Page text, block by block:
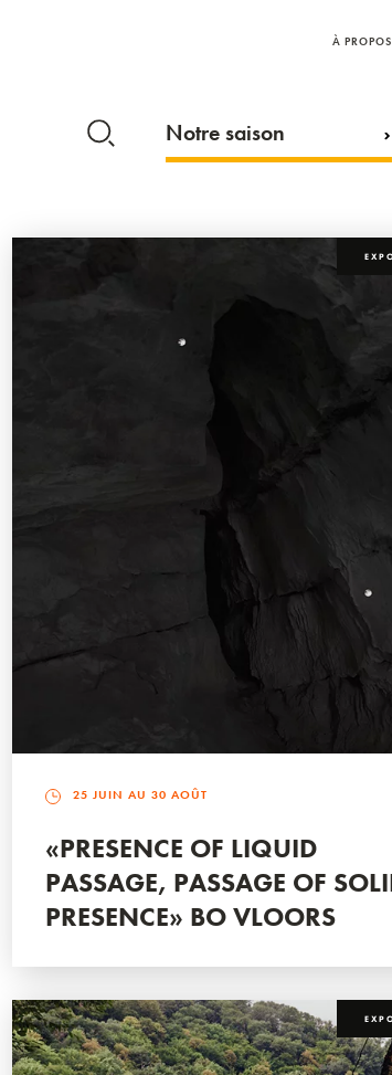
À PROPOS
Notre saison
25 JUIN AU 30 AOÛT
«PRESENCE OF LIQUID
PASSAGE, PASSAGE OF
PRESENCE» BO VLOORS